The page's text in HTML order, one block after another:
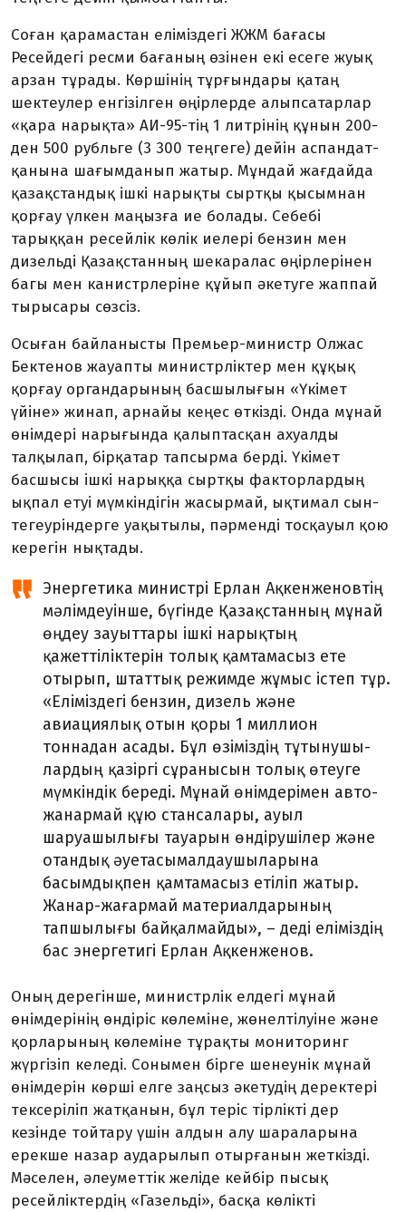
Соған қарамастан еліміздегі ЖЖМ бағасы
Ресейдегі ресми бағаның өзінен екі есеге жуық
арзан тұрады. Көршінің тұрғын­дары қатаң
шектеулер енгізілген өңірлерде алыпсатарлар
«қара нарықта» АИ-95-тің 1 литрінің құнын 200-
ден 500 рубльге (3 300 теңгеге) дейін аспандат­
қанына шағымданып жатыр. Мұндай жағдайда
қазақстандық ішкі нарықты сыртқы қысымнан
қорғау үлкен маңызға ие болады. Себебі
тарыққан ресейлік көлік иелері бензин мен
дизельді Қазақ­станның шек­аралас өңірлерінен
багы мен канистрлеріне құйып әкетуге жаппай
тырысары сөзсіз.
Осыған байланысты Премьер-министр Олжас
Бектенов жауапты министрліктер мен құқық
қорғау органдарының басшы­лығын «Үкімет
үйіне» жинап, арнайы кеңес өткізді. Онда мұнай
өнімдері нары­ғын­да қалыптасқан ахуалды
талқылап, бірқатар тапсырма берді. Үкімет
басшысы ішкі нарыққа сыртқы факторлардың
ықпал етуі мүмкіндігін жасырмай, ықтимал сын-
тегеуріндерге уақытылы, пәрменді тосқауыл қою
керегін нықтады.
Энергетика министрі Ерлан Ақкен­женовтің
мәлімдеуінше, бүгінде Қазақ­станның мұнай
өңдеу зауыттары ішкі нарықтың
қажеттіліктерін толық қамта­масыз ете
отырып, штаттық режимде жұ­мыс істеп тұр.
«Еліміздегі бензин, ди­зель және
авиациялық отын қоры 1 мил­лион
тоннадан асады. Бұл өзіміздің тұтынушы­
лардың қазіргі сұранысын толық өтеуге
мүм­кіндік береді. Мұнай өнімдерімен авто­
жанармай құю станса­лары, ауыл
шаруашылығы тауарын өндіру­шілер және
отандық әуетасымал­даушыларына
басымдықпен қамтамасыз етіліп жатыр.
Жанар-жағармай матери­алдарының
тапшылығы байқалмайды», – деді еліміздің
бас энергетигі Ерлан Ақкенженов.
Оның дерегінше, министрлік елдегі мұнай
өнімдерінің өндіріс көлеміне, жөнелтілуіне және
қорларының көлеміне тұрақты мониторинг
жүргізіп келеді. Соны­мен бірге шенеунік мұнай
өнімдерін көрші елге заңсыз әкетудің деректері
тексеріліп жатқанын, бұл теріс тірлікті дер
кезінде тойтару үшін алдын алу шараларына
ерекше назар аударылып отырғанын жеткізді.
Мәселен, әлеуметтік желіде кейбір пысық
ресейліктердің «Газельді», басқа көлікті